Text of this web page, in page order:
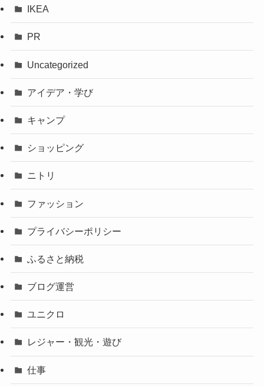
IKEA
PR
Uncategorized
アイデア・学び
キャンプ
ショッピング
ニトリ
ファッション
プライバシーポリシー
ふるさと納税
ブログ運営
ユニクロ
レジャー・観光・遊び
仕事